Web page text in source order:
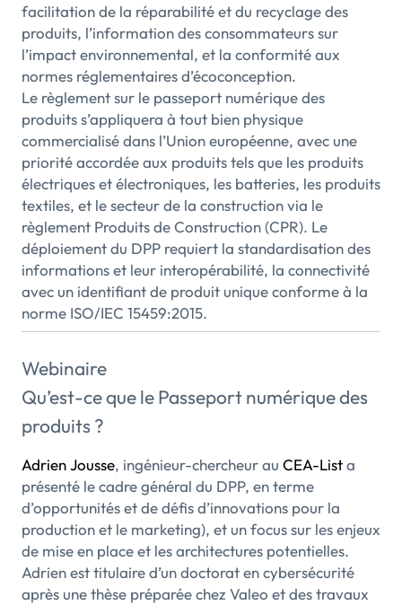
facilitation de la réparabilité et du recyclage des
produits, l’information des consommateurs sur
l’impact environnemental, et la conformité aux
normes réglementaires d’écoconception.
Le règlement sur le passeport numérique des
produits s’appliquera à tout bien physique
commercialisé dans l’Union européenne, avec une
priorité accordée aux produits tels que les produits
électriques et électroniques, les batteries, les produits
textiles, et le secteur de la construction via le
règlement Produits de Construction (CPR). Le
déploiement du DPP requiert la standardisation des
informations et leur interopérabilité, la connectivité
avec un identifiant de produit unique conforme à la
norme ISO/IEC 15459:2015.
Webinaire
Qu’est-ce que le Passeport numérique des
produits ?
Adrien Jousse, ingénieur-chercheur au CEA-Lista
présenté le cadre général du DPP, en terme
d’opportunités et de défis d’innovations pour la
production et le marketing), et un focus sur les enjeux
de mise en place et les architectures potentielles.
Adrien est titulaire d’un doctorat en cybersécurité
après une thèse préparée chez Valeo et des travaux